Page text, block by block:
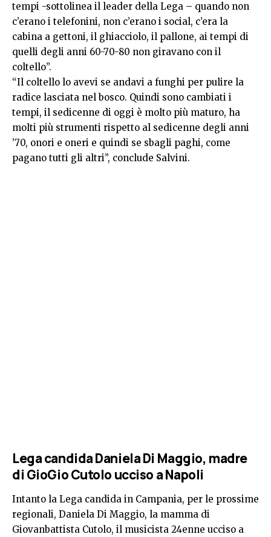
tempi -sottolinea il leader della Lega – quando non
c’erano i telefonini, non c’erano i social, c’era la
cabina a gettoni, il ghiacciolo, il pallone, ai tempi di
quelli degli anni 60-70-80 non giravano con il
coltello”.
“Il coltello lo avevi se andavi a funghi per pulire la
radice lasciata nel bosco. Quindi sono cambiati i
tempi, il sedicenne di oggi è molto più maturo, ha
molti più strumenti rispetto al sedicenne degli anni
’70, onori e oneri e quindi se sbagli paghi, come
pagano tutti gli altri”, conclude Salvini.
Lega candida Daniela Di Maggio, madre
di GioGio Cutolo ucciso a Napoli
Intanto la Lega candida in Campania, per le prossime
regionali, Daniela Di Maggio, la mamma di
Giovanbattista Cutolo, il musicista 24enne ucciso a